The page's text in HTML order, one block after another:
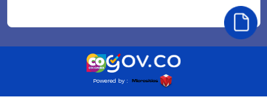
Powered by :